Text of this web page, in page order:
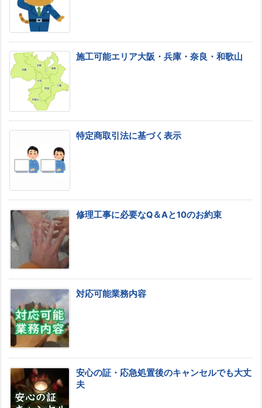
施工可能エリア大阪・兵庫・奈良・和歌山
特定商取引法に基づく表示
修理工事に必要なQ＆Aと10のお約束
対応可能業務内容
安心の証・応急処置後のキャンセルでも大丈
夫